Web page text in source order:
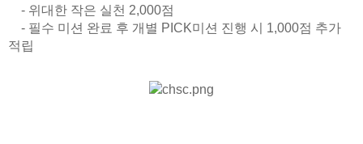
- 위대한 작은 실천 2,000점
- 필수 미션 완료 후 개별 PICK미션 진행 시 1,000점 추가
적립